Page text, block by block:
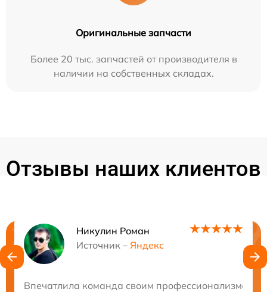
Оригинальные запчасти
Более 20 тыс. запчастей от производителя в
наличии на собственных складах.
Отзывы наших клиентов
Никулин Роман
Источник – Яндекс
Впечатлила команда своим профессионализмом и
Нужна консультация?